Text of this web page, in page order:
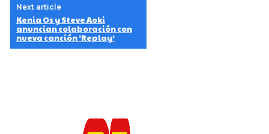
Next article
Kenia Os y Steve Aoki
anuncian colaboración con
nueva canción ‘Replay’